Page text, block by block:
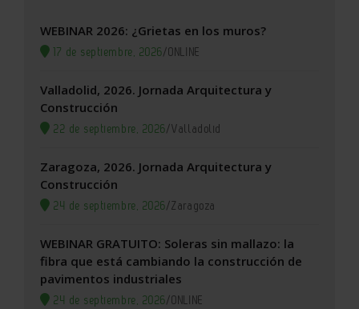
WEBINAR 2026: ¿Grietas en los muros?
17 de septiembre, 2026/ONLINE
Valladolid, 2026. Jornada Arquitectura y
Construcción
22 de septiembre, 2026/Valladolid
Zaragoza, 2026. Jornada Arquitectura y
Construcción
24 de septiembre, 2026/Zaragoza
WEBINAR GRATUITO: Soleras sin mallazo: la
fibra que está cambiando la construcción de
pavimentos industriales
24 de septiembre, 2026/ONLINE